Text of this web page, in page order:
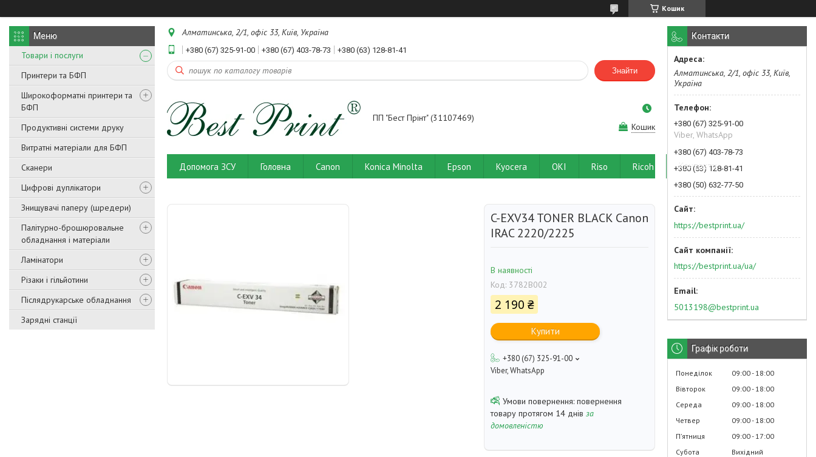
Кошик
Товари і послуги
Принтери та БФП
Широкоформатні принтери та
БФП
Продуктивні системи друку
Витратні матеріали для БФП
Сканери
Цифрові дуплікатори
Знищувачі паперу (шредери)
Палітурно-брошюровальне
обладнання і матеріали
Ламінатори
Різаки і гільйотини
Післядрукарське обладнання
Зарядні станції
Алматинська, 2/1, офіс 33, Київ, Україна
+380 (67) 325-91-00 +380 (67) 403-78-73 +380 (63) 128-81-41
Знайти
ПП "Бест Прінт" (31107469)
Кошик
Допомога ЗСУ Головна Canon Konica Minolta Epson Kyocera OKI Riso Ricoh Контакти
C-EXV34 TONER BLACK Canon
IRAC 2220/2225
В наявності
Код: 3782B002
2 190 ₴
Купити
+380 (67) 325-91-00
Viber, WhatsApp
повернення
товару протягом 14 днів за
домовленістю
Контакти
Алматинська, 2/1, офіс 33, Київ,
Україна
+380 (67) 325-91-00
Viber, WhatsApp
+380 (67) 403-78-73
+380 (63) 128-81-41
+380 (50) 632-77-50
https://bestprint.ua/
https://bestprint.ua/ua/
5013198@bestprint.ua
Графік роботи
Понеділок 09:00 18:00
Вівторок
09:00 18:00
Середа
09:00 18:00
Четвер
09:00 18:00
Пʼятниця
09:00 17:00
Субота
Вихідний